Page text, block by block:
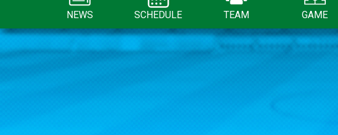
NEWS SCHEDULE TEAM GAME